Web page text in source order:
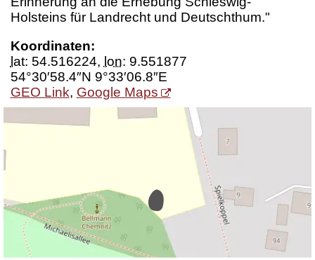
Holsteins für Landrecht und Deutschthum."
Koordinaten:
lat: 54.516224, lon: 9.551877
54°30′58.4″N 9°33′06.8″E
GEO Link, Google Maps